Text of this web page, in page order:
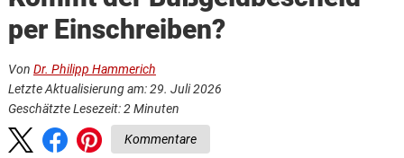
per Einschreiben?
Von Dr. Philipp Hammerich
Letzte Aktualisierung am: 29. Juli 2026
Geschätzte Lesezeit:2Minuten
Kommentare